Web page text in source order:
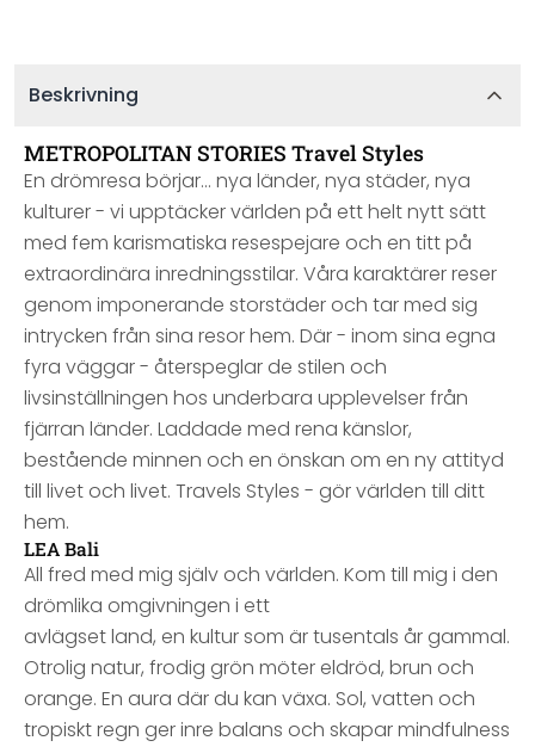
Beskrivning
METROPOLITAN STORIES Travel Styles
En drömresa börjar... nya länder, nya städer, nya
kulturer - vi upptäcker världen på ett helt nytt sätt
med fem karismatiska resespejare och en titt på
extraordinära inredningsstilar. Våra karaktärer reser
genom imponerande storstäder och tar med sig
intrycken från sina resor hem. Där - inom sina egna
fyra väggar - återspeglar de stilen och
livsinställningen hos underbara upplevelser från
fjärran länder. Laddade med rena känslor,
bestående minnen och en önskan om en ny attityd
till livet och livet. Travels Styles - gör världen till ditt
hem.
LEA Bali
All fred med mig själv och världen. Kom till mig i den
drömlika omgivningen i ett
avlägset land, en kultur som är tusentals år gammal.
Otrolig natur, frodig grön möter eldröd, brun och
orange. En aura där du kan växa. Sol, vatten och
tropiskt regn ger inre balans och skapar mindfulness